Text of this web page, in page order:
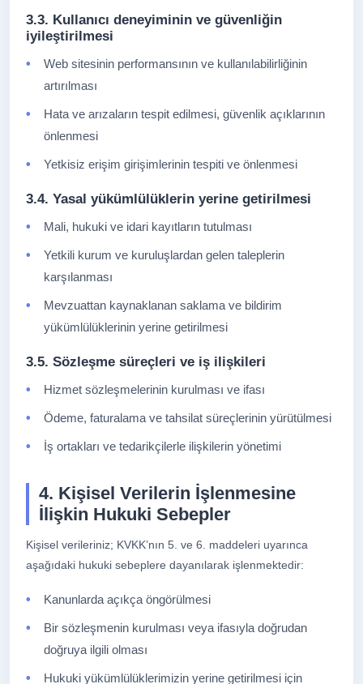
3.3. Kullanıcı deneyiminin ve güvenliğin
iyileştirilmesi
Web sitesinin performansının ve kullanılabilirliğinin
artırılması
Hata ve arızaların tespit edilmesi, güvenlik açıklarının
önlenmesi
Yetkisiz erişim girişimlerinin tespiti ve önlenmesi
3.4. Yasal yükümlülüklerin yerine getirilmesi
Mali, hukuki ve idari kayıtların tutulması
Yetkili kurum ve kuruluşlardan gelen taleplerin
karşılanması
Mevzuattan kaynaklanan saklama ve bildirim
yükümlülüklerinin yerine getirilmesi
3.5. Sözleşme süreçleri ve iş ilişkileri
Hizmet sözleşmelerinin kurulması ve ifası
Ödeme, faturalama ve tahsilat süreçlerinin yürütülmesi
İş ortakları ve tedarikçilerle ilişkilerin yönetimi
4. Kişisel Verilerin İşlenmesine
İlişkin Hukuki Sebepler
Kişisel verileriniz; KVKK’nın 5. ve 6. maddeleri uyarınca
aşağıdaki hukuki sebeplere dayanılarak işlenmektedir:
Kanunlarda açıkça öngörülmesi
Bir sözleşmenin kurulması veya ifasıyla doğrudan
doğruya ilgili olması
Hukuki yükümlülüklerimizin yerine getirilmesi için